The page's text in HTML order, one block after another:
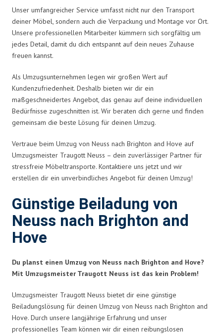
Unser umfangreicher Service umfasst nicht nur den Transport
deiner Möbel, sondern auch die Verpackung und Montage vor Ort.
Unsere professionellen Mitarbeiter kümmern sich sorgfältig um
jedes Detail, damit du dich entspannt auf dein neues Zuhause
freuen kannst.
Als Umzugsunternehmen legen wir großen Wert auf
Kundenzufriedenheit. Deshalb bieten wir dir ein
maßgeschneidertes Angebot, das genau auf deine individuellen
Bedürfnisse zugeschnitten ist. Wir beraten dich gerne und finden
gemeinsam die beste Lösung für deinen Umzug.
Vertraue beim Umzug von Neuss nach Brighton and Hove auf
Umzugsmeister Traugott Neuss – dein zuverlässiger Partner für
stressfreie Möbeltransporte. Kontaktiere uns jetzt und wir
erstellen dir ein unverbindliches Angebot für deinen Umzug!
Günstige Beiladung von
Neuss nach Brighton and
Hove
Du planst einen Umzug von Neuss nach Brighton and Hove?
Mit Umzugsmeister Traugott Neuss ist das kein Problem!
Umzugsmeister Traugott Neuss bietet dir eine günstige
Beiladungslösung für deinen Umzug von Neuss nach Brighton and
Hove. Durch unsere langjährige Erfahrung und unser
professionelles Team können wir dir einen reibungslosen